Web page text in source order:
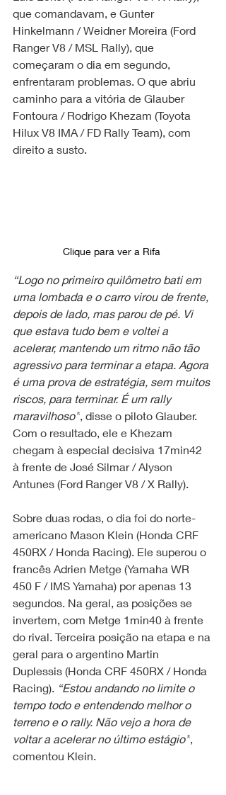
que comandavam, e Gunter
Hinkelmann / Weidner Moreira (Ford
Ranger V8 / MSL Rally), que
começaram o dia em segundo,
enfrentaram problemas. O que abriu
caminho para a vitória de Glauber
Fontoura / Rodrigo Khezam (Toyota
Hilux V8 IMA / FD Rally Team), com
direito a susto.
Clique para ver a Rifa
“Logo no primeiro quilômetro bati em
uma lombada e o carro virou de frente,
depois de lado, mas parou de pé. Vi
que estava tudo bem e voltei a
acelerar, mantendo um ritmo não tão
agressivo para terminar a etapa. Agora
é uma prova de estratégia, sem muitos
riscos, para terminar. É um rally
maravilhoso”, disse o piloto Glauber.
Com o resultado, ele e Khezam
chegam à especial decisiva 17min42
à frente de José Silmar / Alyson
Antunes (Ford Ranger V8 / X Rally).
Sobre duas rodas, o dia foi do norte-
americano Mason Klein (Honda CRF
450RX / Honda Racing). Ele superou o
francês Adrien Metge (Yamaha WR
450 F / IMS Yamaha) por apenas 13
segundos. Na geral, as posições se
invertem, com Metge 1min40 à frente
do rival. Terceira posição na etapa e na
geral para o argentino Martin
Duplessis (Honda CRF 450RX / Honda
Racing). “Estou andando no limite o
tempo todo e entendendo melhor o
terreno e o rally. Não vejo a hora de
voltar a acelerar no último estágio”,
comentou Klein.